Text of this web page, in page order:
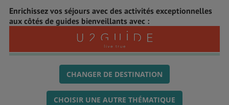
Enrichissez vos séjours avec des activités exceptionnelles
aux côtés de guides bienveillants avec :
CHANGER DE DESTINATION
CHOISIR UNE AUTRE THÉMATIQUE